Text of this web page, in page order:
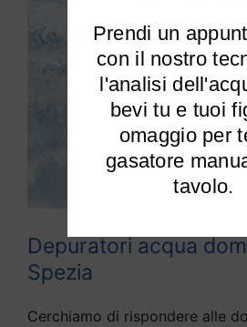
Depuratori acqua
Spezia
Cerchiamo di rispondere alle
Prendi un
l'analisi
bevi tu e tuoi
omaggio per
gasatore
tavolo.